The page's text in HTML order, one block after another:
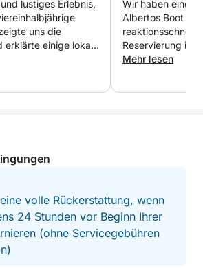
lustiges Erlebnis,
uns die
erklärte einige lokale
Wir haben eine
Albertos Boot
reaktionsschnell,
Reservierung in
vorgenommen
Mehr lesen
volle Rückerstattung, wenn
24 Stunden vor Beginn Ihrer
(ohne Servicegebühren